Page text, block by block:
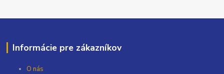
Informácie pre zákazníkov
O nás